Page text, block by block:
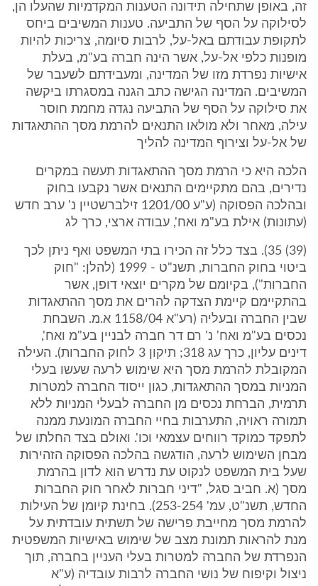
זה, באופן שתחילה תידונה הטענות המקדמיות שהעלו הן,
לסילוקה על הסף של התביעה. טענות המשיבים ביחס
לתקופת עבודתם באל-על, לרבות סיומה, צריכות להיות
מופנות כלפי אל-על, אשר הינה חברה בע"מ, בעלת
אישיות נפרדת מזו של המדינה, ומעבידתם לשעבר של
המשיבים. המדינה הגישה כתב הגנה במסגרתו ביקשה
את סילוקה על הסף של התביעה נגדה מחמת חוסר
עילה, מאחר ולא מולאו התנאים להרמת מסך ההתאגדות
של אל-על וצירוף המדינה להליך
הלכה היא כי הרמת מסך ההתאגדות תעשה במקרים
נדירים, בהם מתקיימים התנאים אשר נקבעו בחוק
ובהלכה הפסוקה (ע"ע 1201/00 זילברשטיין נ' ערב חדש
(עתונות) אילת בע"מ ואח', עבודה ארצי, כרך לג
(39) 35). בצד כלל זה הכירו בתי המשפט ואף ניתן לכך
ביטוי בחוק החברות, תשנ"ט - 1999 (להלן: "חוק
החברות"), בקיומם של מקרים יוצאי דופן, אשר
בהתקיימם קיימת הצדקה להרים את מסך ההתאגדות
שבין החברה ובעליה (רע"א 1158/04 א.מ. השבחת
נכסים בע"מ ואח' נ' רם דר חברה לבניין בע"מ ואח',
דינים עליון, כרך עג 318; תיקון 3 לחוק החברות). העילה
המקובלת להרמת מסך היא שימוש לרעה שעשו בעלי
המניות במסך ההתאגדות, כגון ייסוד החברה למטרות
תרמית, הברחת נכסים מן החברה לבעלי המניות ללא
תמורה ראויה, התערבות בחיי החברה המונעת ממנה
לתפקד כמוקד רווחים עצמאי וכו'. ואולם בצד החלתו של
מבחן השימוש לרעה, הודגשה בהלכה הפסוקה הזהירות
שעל בית המשפט לנקוט עת נדרש הוא לדון בהרמת
מסך (א. חביב סגל, "דיני חברות לאחר חוק החברות
החדש, תשנ"ט, עמ' 253-254). בחינת קיומן של העילות
להרמת מסך מחייבת פרישה של תשתית עובדתית על
מנת להראות תמונת מצב של שימוש באישיות המשפטית
הנפרדת של החברה למטרות בעלי העניין בחברה, תוך
ניצול וקיפוח של נושי החברה לרבות עובדיה (ע"א